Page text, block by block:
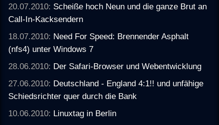
20.07.2010: Scheiße hoch Neun und die ganze Brut an
Call-In-Kacksendern
18.07.2010: Need For Speed: Brennender Asphalt
(nfs4) unter Windows 7
28.06.2010: Der Safari-Browser und Webentwicklung
27.06.2010: Deutschland - England 4:1!! und unfähige
Schiedsrichter quer durch die Bank
10.06.2010: Linuxtag in Berlin